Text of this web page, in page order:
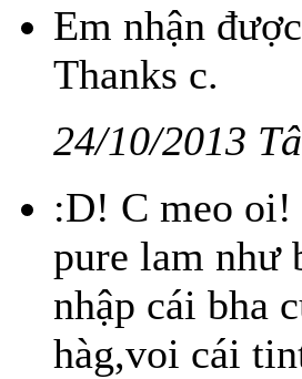
Em nhận
Thanks c.
24/10/2013
:D! C meo oi!
pure lam như
nhập cái bha
hàg,voi cái